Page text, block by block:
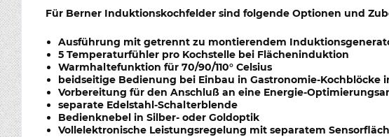
Für Berner Induktionskochfelder sind folgende Optionen und
Ausführung mit getrennt zu montierendem
5 Temperaturfühler pro Kochstelle bei Flächeninduktion
Warmhaltefunktion für 70/90/110° Celsius
beidseitige Bedienung bei Einbau in Gastronomie-Kochblöcke
Vorbereitung für den Anschluß an eine Energie-
separate Edelstahl-Schalterblende
Bedienknebel in Silber- oder Goldoptik
Vollelektronische Leistungsregelung mit separatem